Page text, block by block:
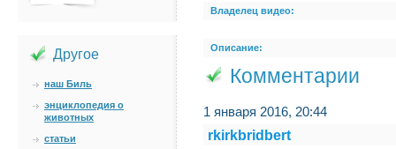
Другое
наш Биль
энциклопедия о
животных
статьи
Владелец видео:
Описание:
Комментарии
1 января 2016, 20:44
rkirkbridbert